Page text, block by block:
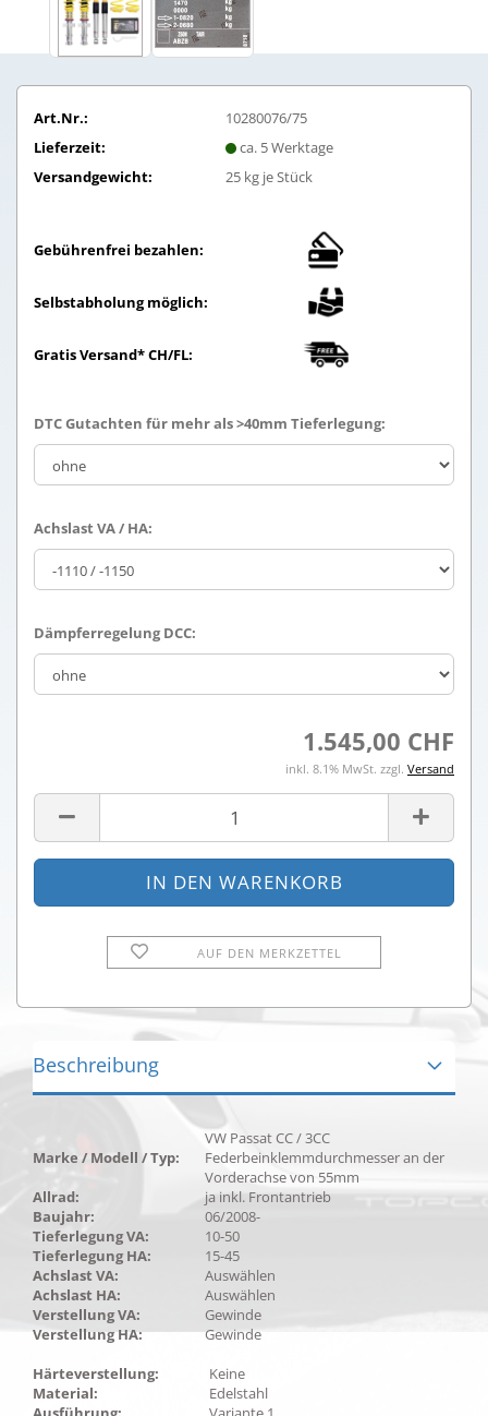
Art.Nr.:
10280076/75
Lieferzeit:
ca. 5 Werktage
Versandgewicht:
25kg je Stück
Gebührenfrei bezahlen:
Selbstabholung möglich:
Gratis Versand* CH/FL:
DTC Gutachten für mehr als >40mm Tieferlegung:
Achslast VA / HA:
Dämpferregelung DCC:
1.545,00 CHF
inkl. 8.1% MwSt. zzgl. Versand
AUF DEN MERKZETTEL
Beschreibung
Marke / Modell / Typ:
VW Passat CC / 3CC
Federbeinklemmdurchmesser an der
Vorderachse von 55mm
Allrad:
ja inkl. Frontantrieb
Baujahr:
06/2008-
Tieferlegung VA:
10-50
Tieferlegung HA:
15-45
Achslast VA:
Auswählen
Achslast HA:
Auswählen
Verstellung VA:
Gewinde
Verstellung HA:
Gewinde
Härteverstellung:
Keine
Material:
Edelstahl